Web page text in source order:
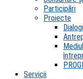
Participări
Proiecte
Servicii